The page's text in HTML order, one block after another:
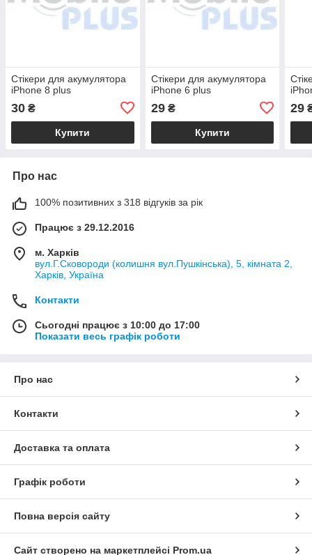
Стікери для акумулятора
iPhone 8 plus
30 ₴
Купити
Стікери для акумулятора
iPhone 6 plus
29₴
Купити
29
Про нас
100% позитивних з 318 відгуків за рік
Працює з 29.12.2016
м. Харків
вул.Г.Сковороди (колишня вул.Пушкінська), 5, кімната 2,
Харків, Україна
Контакти
Сьогодні працює з 10:00 до 17:00
Показати весь графік роботи
Про нас
Контакти
Доставка та оплата
Графік роботи
Повна версія сайту
Сайт створено на маркетплейсі Prom.ua